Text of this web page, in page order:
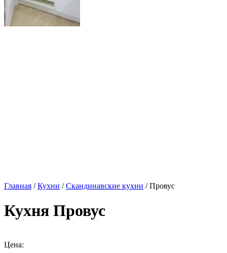
Главная /Кухни /Скандинавские кухни / Провус
Кухня Провус
Цена: